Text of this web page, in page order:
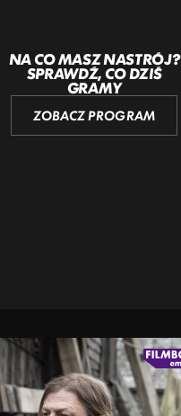
NA CO MASZ NASTRÓJ?
SPRAWDŹ, CO DZIŚ
GRAMY
ZOBACZ PROGRAM